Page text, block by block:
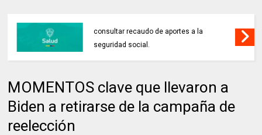
consultar recaudo de aportes a la
seguridad social.
MOMENTOS clave que llevaron a
Biden a retirarse de la campaña de
reelección